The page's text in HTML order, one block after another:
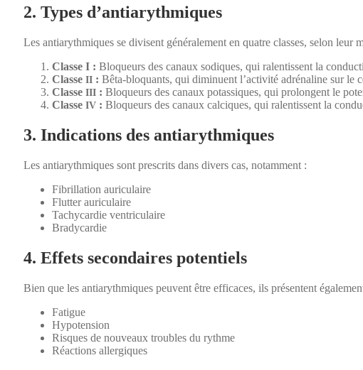
2. Types d’antiarythmiques
Les antiary­th­miques se divisent générale­ment en qua­tre class­es, selon leur
Classe I : Blo­queurs des canaux sodiques, qui ralen­tis­sent la
Classe II : Bêta-blo­quants, qui dimin­u­ent l’activité adré­naline sur le
Classe III : Blo­queurs des canaux potas­siques, qui pro­lon­gent le
Classe IV : Blo­queurs des canaux cal­ciques, qui ralen­tis­sent la
3. Indications des antiarythmiques
Les antiary­th­miques sont pre­scrits dans divers cas, notam­ment :
Fib­ril­la­tion auric­u­laire
Flut­ter auric­u­laire
Tachy­cardie ven­tric­u­laire
Brady­cardie
4. Effets secondaires potentiels
Bien que les antiary­th­miques peu­vent être effi­caces, ils présen­tent
Fatigue
Hypoten­sion
Risques de nou­veaux trou­bles du rythme
Réac­tions allergiques